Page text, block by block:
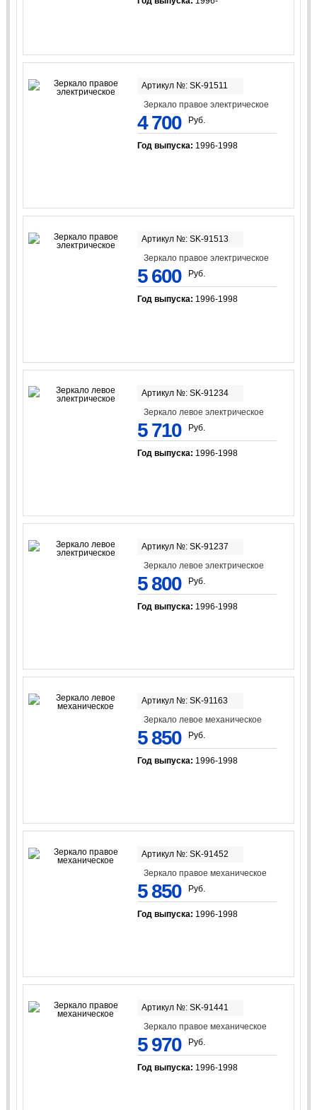
Артикул №: SK-91511
Зеркало правое электрическое
4 700 Руб.
Год выпуска: 1996-1998
Артикул №: SK-91513
Зеркало правое электрическое
5 600 Руб.
Год выпуска: 1996-1998
Артикул №: SK-91234
Зеркало левое электрическое
5 710 Руб.
Год выпуска: 1996-1998
Артикул №: SK-91237
Зеркало левое электрическое
5 800 Руб.
Год выпуска: 1996-1998
Артикул №: SK-91163
Зеркало левое механическое
5 850 Руб.
Год выпуска: 1996-1998
Артикул №: SK-91452
Зеркало правое механическое
5 850 Руб.
Год выпуска: 1996-1998
Артикул №: SK-91441
Зеркало правое механическое
5 970 Руб.
Год выпуска: 1996-1998